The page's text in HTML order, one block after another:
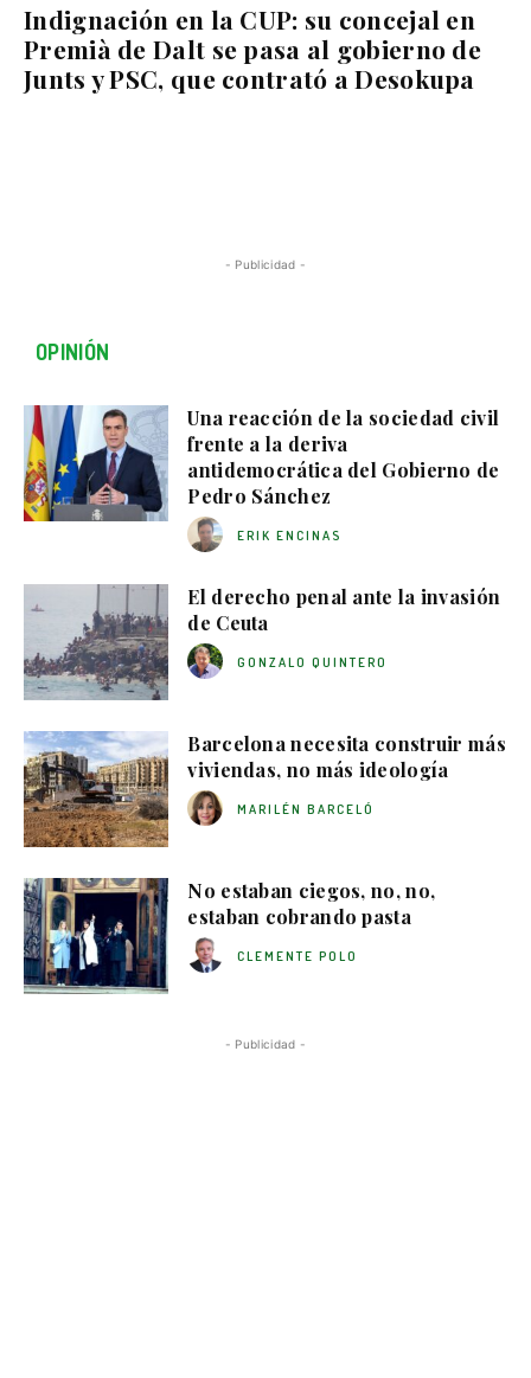
Indignación en la CUP: su concejal en
Premià de Dalt se pasa al gobierno de
Junts y PSC, que contrató a Desokupa
- Publicidad -
OPINIÓN
Una reacción de la sociedad civil
frente a la deriva
antidemocrática del Gobierno de
Pedro Sánchez
ERIK ENCINAS
El derecho penal ante la invasión
de Ceuta
GONZALO QUINTERO
Barcelona necesita construir más
viviendas, no más ideología
MARILÉN BARCELÓ
No estaban ciegos, no, no,
estaban cobrando pasta
CLEMENTE POLO
- Publicidad -